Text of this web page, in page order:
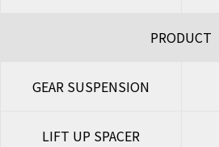
PRODUCT
GEAR SUSPENSION
LIFT UP SPACER